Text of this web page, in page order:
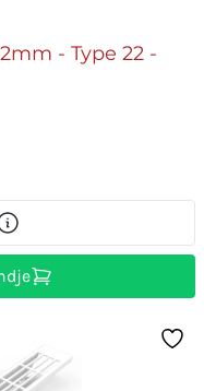
- Type 22 -